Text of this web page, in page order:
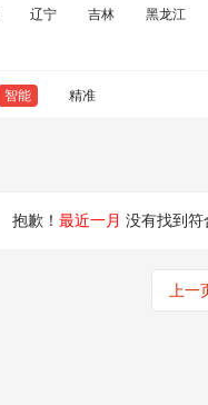
辽宁 吉林 黑龙江
智能 精准
抱歉！ 最近一月 没有找到符
上一